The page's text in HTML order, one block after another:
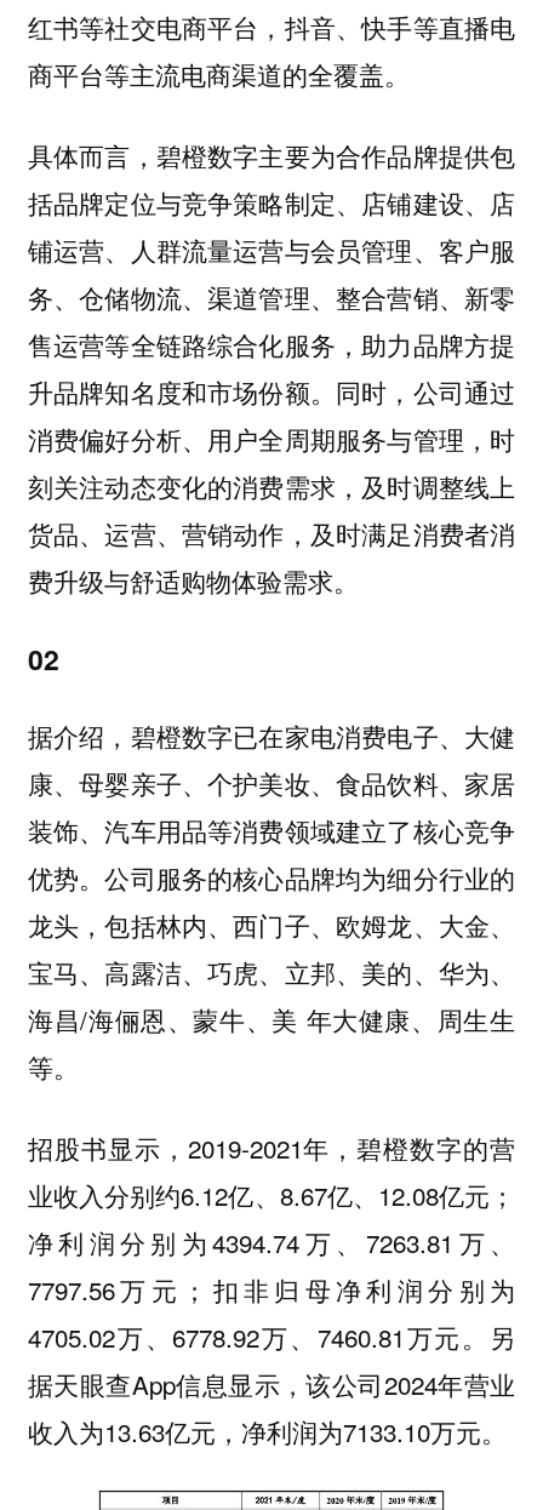
红书等社交电商平台，抖音、快手等直播电
商平台等主流电商渠道的全覆盖。
具体而言，碧橙数字主要为合作品牌提供包
括品牌定位与竞争策略制定、店铺建设、店
铺运营、人群流量运营与会员管理、客户服
务、仓储物流、渠道管理、整合营销、新零
售运营等全链路综合化服务，助力品牌方提
升品牌知名度和市场份额。同时，公司通过
消费偏好分析、用户全周期服务与管理，时
刻关注动态变化的消费需求，及时调整线上
货品、运营、营销动作，及时满足消费者消
费升级与舒适购物体验需求。
02
据介绍，碧橙数字已在家电消费电子、大健
康、母婴亲子、个护美妆、食品饮料、家居
装饰、汽车用品等消费领域建立了核心竞争
优势。公司服务的核心品牌均为细分行业的
龙头，包括林内、西门子、欧姆龙、大金、
宝马、高露洁、巧虎、立邦、美的、华为、
海昌/海俪恩、蒙牛、美 年大健康、周生生
等。
招股书显示，2019-2021年，碧橙数字的营
业收入分别约6.12亿、8.67亿、12.08亿元；
净利润分别为4394.74万、7263.81万、
7797.56万元；扣非归母净利润分别为
4705.02万、6778.92万、7460.81万元。另
据天眼查App信息显示，该公司2024年营业
收入为13.63亿元，净利润为7133.10万元。